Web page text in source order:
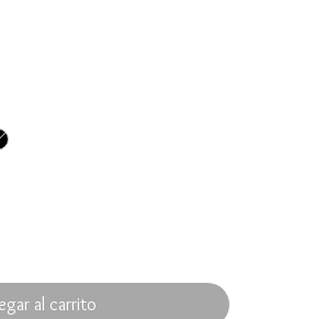
al carrito